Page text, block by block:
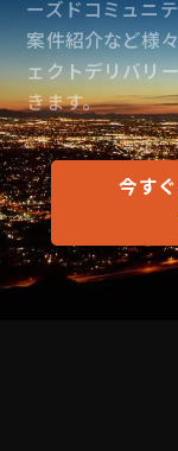
ーズドコミュニ
案件紹介など様
ェクトデリバリ
きます。
今す